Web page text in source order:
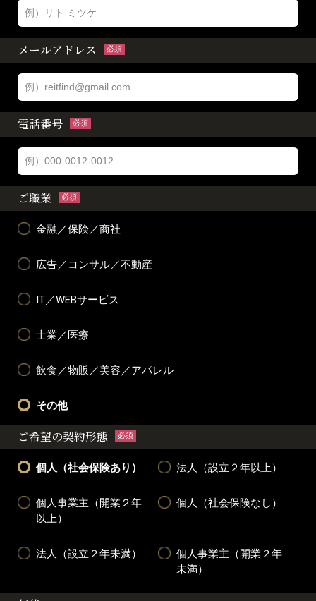
メールアドレス 必須
電話番号 必須
ご職業 必須
金融／保険／商社
広告／コンサル／不動産
IT／WEBサービス
士業／医療
飲食／物販／美容／アパレル
その他
ご希望の契約形態 必須
個人（社会保険あり） 法人（設立２年以上）
個人事業主（開業２年
以上）
個人（社会保険なし）
法人（設立２年未満）
個人事業主（開業２年
未満）